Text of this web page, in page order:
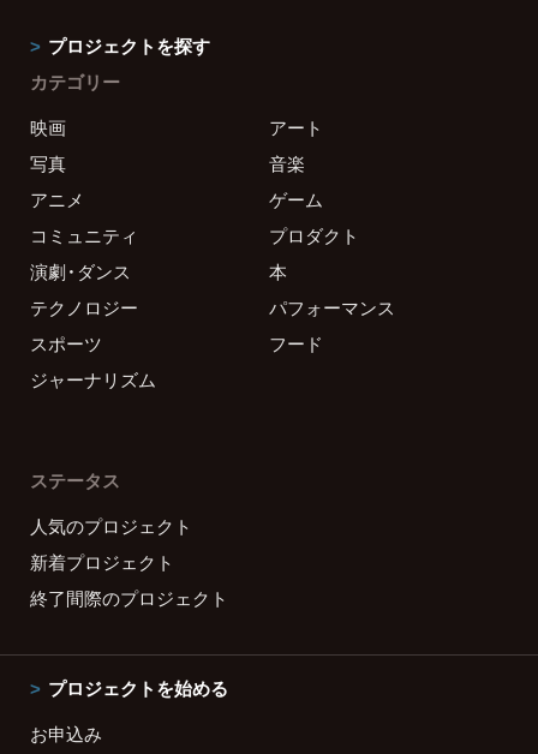
プロジェクトを探す
カテゴリー
映画
アート
写真
音楽
アニメ
ゲーム
コミュニティ
プロダクト
演劇・ダンス
本
テクノロジー
パフォーマンス
スポーツ
フード
ジャーナリズム
ステータス
人気のプロジェクト
新着プロジェクト
終了間際のプロジェクト
プロジェクトを始める
お申込み